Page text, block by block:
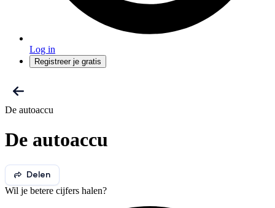
Log in
Registreer je gratis
De autoaccu
De autoaccu
Delen
Wil je betere cijfers halen?